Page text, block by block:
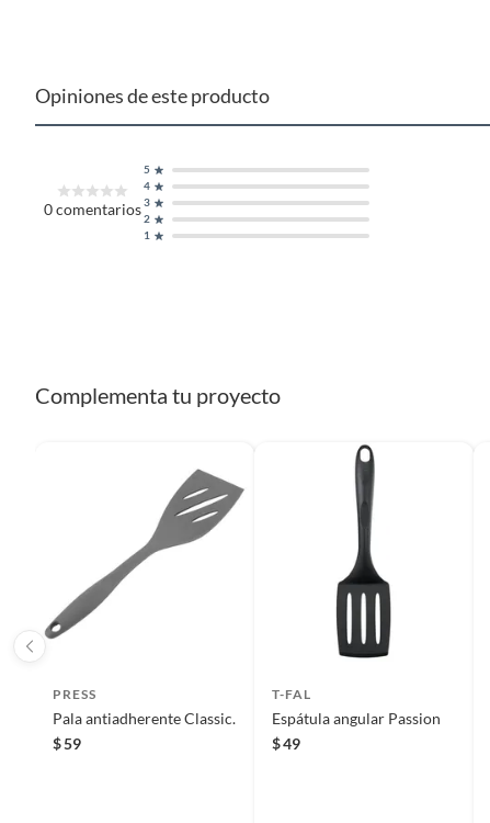
Opiniones de este producto
0comentarios
1
2
3
4
5
Complementa tu proyecto
PRESS
Pala antiadherente Classic.
$59
T-FAL
Espátula angular Passion
$49